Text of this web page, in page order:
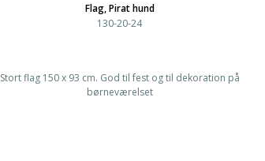
Flag, Pirat hund
130-20-24
Stort flag 150 x 93 cm. God til fest og til dekoration på
børneværelset